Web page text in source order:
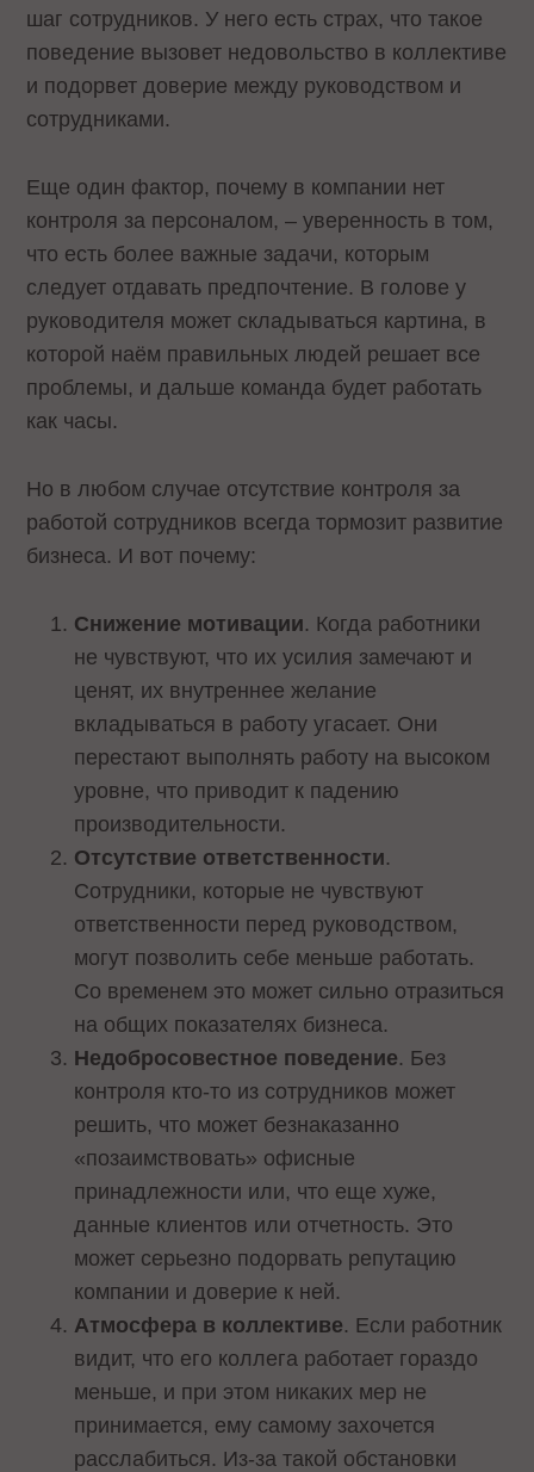
шаг сотрудников. У него есть страх, что такое
поведение вызовет недовольство в коллективе
и подорвет доверие между руководством и
сотрудниками.
Еще один фактор, почему в компании нет
контроля за персоналом, – уверенность в том,
что есть более важные задачи, которым
следует отдавать предпочтение. В голове у
руководителя может складываться картина, в
которой наём правильных людей решает все
проблемы, и дальше команда будет работать
как часы.
Но в любом случае отсутствие контроля за
работой сотрудников всегда тормозит развитие
бизнеса. И вот почему:
Снижение мотивации. Когда работники
не чувствуют, что их усилия замечают и
ценят, их внутреннее желание
вкладываться в работу угасает. Они
перестают выполнять работу на высоком
уровне, что приводит к падению
производительности.
Отсутствие ответственности.
Сотрудники, которые не чувствуют
ответственности перед руководством,
могут позволить себе меньше работать.
Со временем это может сильно отразиться
на общих показателях бизнеса.
Недобросовестное поведение. Без
контроля кто-то из сотрудников может
решить, что может безнаказанно
«‎позаимствовать»‎ офисные
принадлежности или, что еще хуже,
данные клиентов или отчетность. Это
может серьезно подорвать репутацию
компании и доверие к ней.
Атмосфера в коллективе. Если работник
видит, что его коллега работает гораздо
меньше, и при этом никаких мер не
принимается, ему самому захочется
расслабиться. Из-за такой обстановки